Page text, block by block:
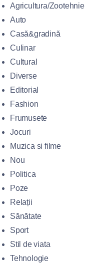
Agricultura/Zootehnie
Auto
Casă&gradină
Culinar
Cultural
Diverse
Editorial
Fashion
Frumusete
Jocuri
Muzica si filme
Nou
Politica
Poze
Relații
Sănătate
Sport
Stil de viata
Tehnologie